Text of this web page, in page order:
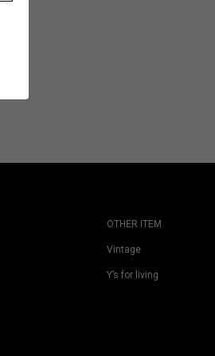
OTHER ITEM
Vintage
Y’s for living